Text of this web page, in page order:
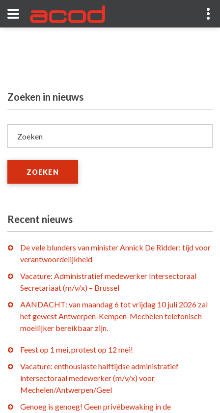
Zoeken in nieuws
Zoeken
ZOEKEN
Recent nieuws
De vele blunders van minister Annick De Ridder: tijd voor
verantwoordelijkheid
Vacature: Administratief medewerker Intersectoraal
Secretariaat (m/v/x) – Brussel
AANDACHT: van maandag 6 tot vrijdag 10 juli 2026 zal
het gewest Antwerpen-Kempen-Mechelen telefonisch
moeilijker bereikbaar zijn.
Feest op 1 mei, protest op 12 mei!
Vacature: enthousiaste halftijdse administratief
intersectoraal medewerker (m/v/x) voor
Mechelen/Antwerpen/Geel
Genoeg is genoeg! Geen privébewaking in de